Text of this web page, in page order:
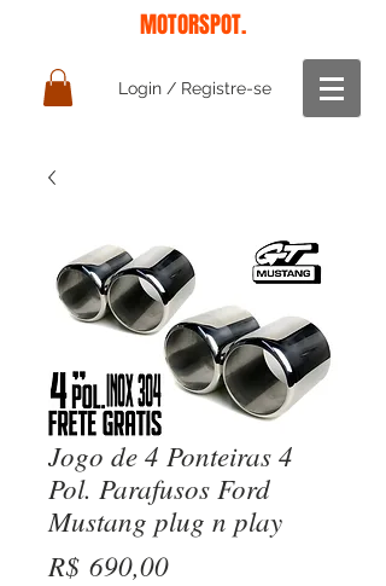
MOTORSPOT.
Login / Registre-se
Jogo de 4 Ponteiras 4
Pol. Parafusos Ford
Mustang plug n play
R$ 690,00Preço